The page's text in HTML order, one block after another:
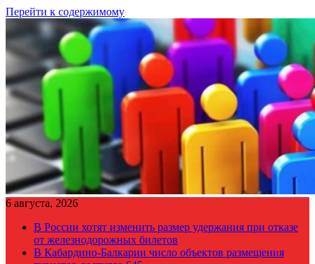
Перейти к содержимому
6 августа, 2026
В России хотят изменить размер удержания при отказе
от железнодорожных билетов
В Кабардино-Балкарии число объектов размещения